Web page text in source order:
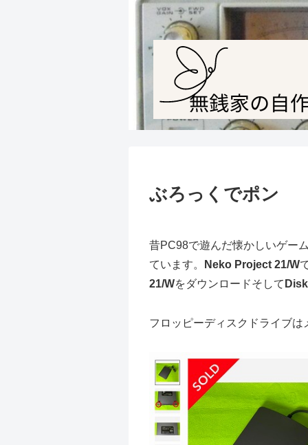
ぶろっくでポン
昔PC98で遊んだ懐かしいゲー
ています。
Neko Project 21/W
21/Wをダウンロードそして
フロッピーディスクドライブ